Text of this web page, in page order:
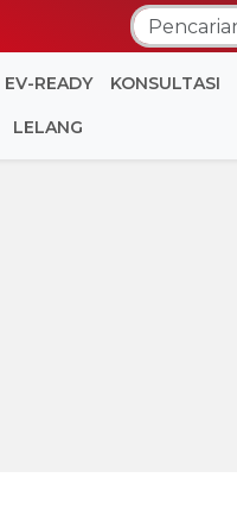
EV-READY KONSULTASI
LELANG